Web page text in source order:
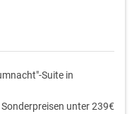
Suite in
unter 239€